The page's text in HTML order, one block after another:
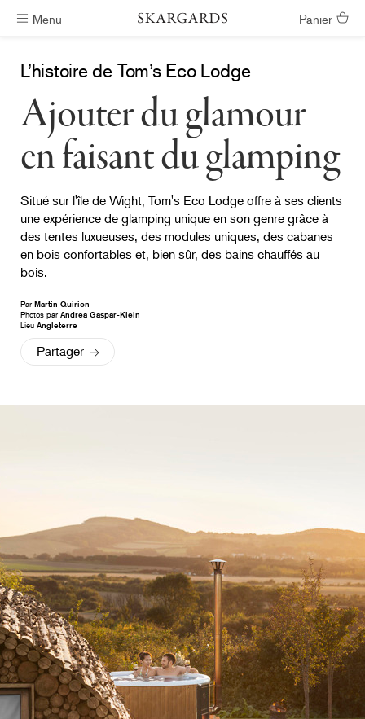
Menu Livraison gratuite Panier
L’histoire de Tom’s Eco Lodge
Ajouter du glamour
en faisant du glamping
Situé sur l'île de Wight, Tom's Eco Lodge offre à ses clients
une expérience de glamping unique en son genre grâce à
des tentes luxueuses, des modules uniques, des cabanes
en bois confortables et, bien sûr, des bains chauffés au
bois.
Par Martin Quirion
Photos par Andrea Gaspar-Klein
Lieu Angleterre
Partager